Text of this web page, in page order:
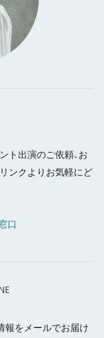
ト出演のご依頼、お
ンクよりお気軽にど
口
報をメールでお届け